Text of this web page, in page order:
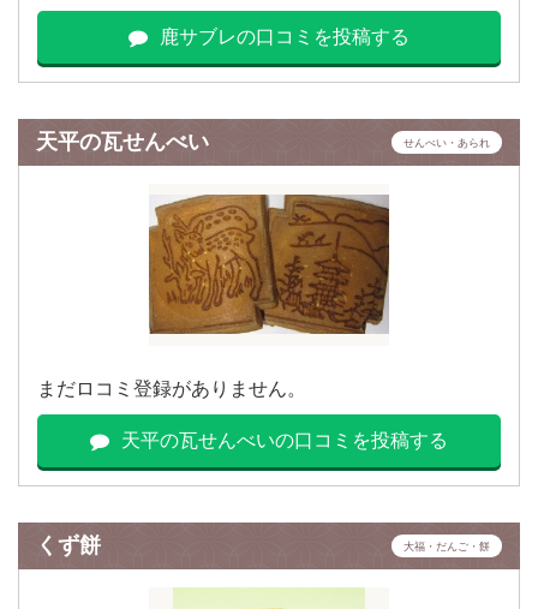
鹿サブレの口コミを投稿する
天平の瓦せんべい せんべい・あられ
まだロコミ登録がありません。
天平の瓦せんべいの口コミを投稿する
くず餅 大福・だんご・餅